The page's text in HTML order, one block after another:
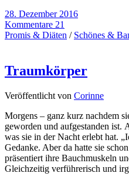
28. Dezember 2016
Kommentare 21
Promis & Diäten / Schönes &
Traumkörper
Veröffentlicht von Corinne
Morgens – ganz kurz nachdem
geworden und aufgestanden
was sie in der Nacht erlebt hat.
Gedanke. Aber da hatte sie
präsentiert ihre Bauchmuskeln
Gleichzeitig verführerisch und